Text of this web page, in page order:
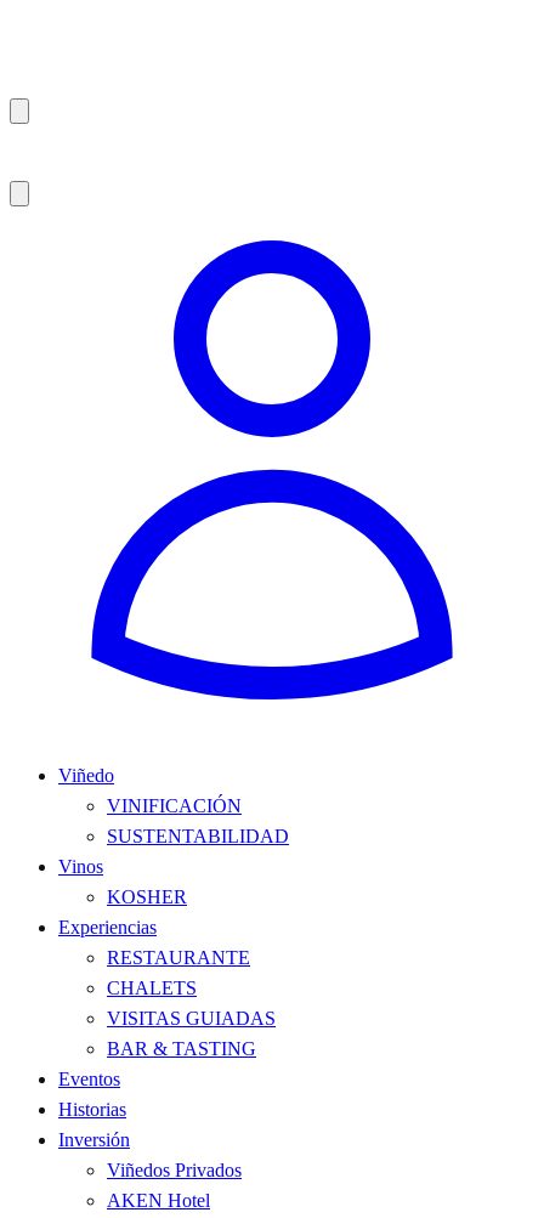
Viñedo
VINIFICACIÓN
SUSTENTABILIDAD
Vinos
KOSHER
Experiencias
RESTAURANTE
CHALETS
VISITAS GUIADAS
BAR & TASTING
Eventos
Historias
Inversión
Viñedos Privados
AKEN Hotel